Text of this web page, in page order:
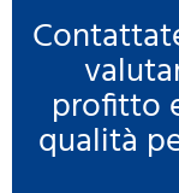
profitto
qualità